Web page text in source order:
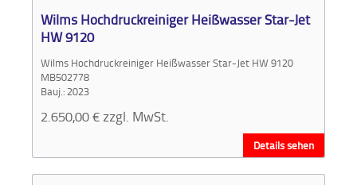
Wilms Hochdruckreiniger Heißwasser Star-Jet
HW 9120
Wilms Hochdruckreiniger Heißwasser Star-Jet HW 9120
MB502778
Bauj.: 2023
2.650,00€ zzgl. MwSt.
Details sehen